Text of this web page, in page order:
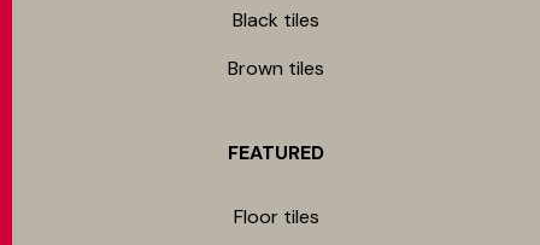
Black tiles
Brown tiles
FEATURED
Floor tiles